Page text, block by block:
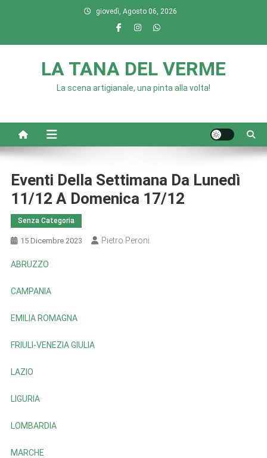
giovedì, Agosto 06, 2026
LA TANA DEL VERME
La scena artigianale, una pinta alla volta!
Eventi Della Settimana Da Lunedì
11/12 A Domenica 17/12
Senza Categoria
15 Dicembre 2023 Pietro Peroni
ABRUZZO
CAMPANIA
EMILIA ROMAGNA
FRIULI-VENEZIA GIULIA
LAZIO
LIGURIA
LOMBARDIA
MARCHE